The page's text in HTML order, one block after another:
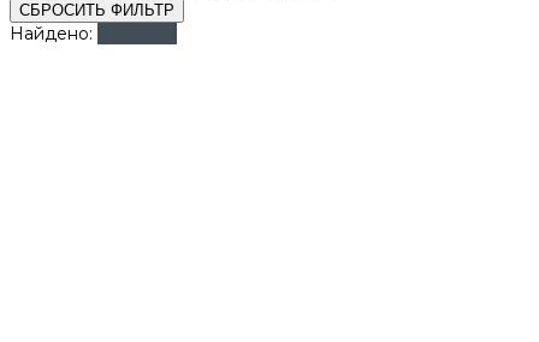
СБРОСИТЬ ФИЛЬТР
Найдено: